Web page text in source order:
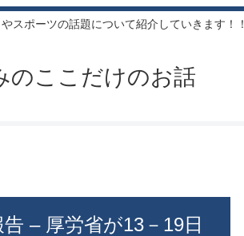
スポーツの話題について紹介していきます！！
のここだけのお話
– 厚労省が13－19日